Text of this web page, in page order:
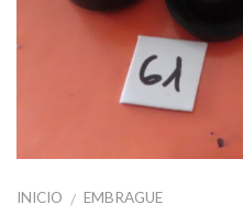
INICIO / EMBRAGUE